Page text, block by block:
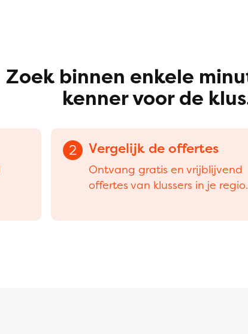
Zoek binnen enkele
kenner voor de
2 Vergelijk de offertes
Ontvang gratis en vrijblijvend
offertes van klussers in je regio.